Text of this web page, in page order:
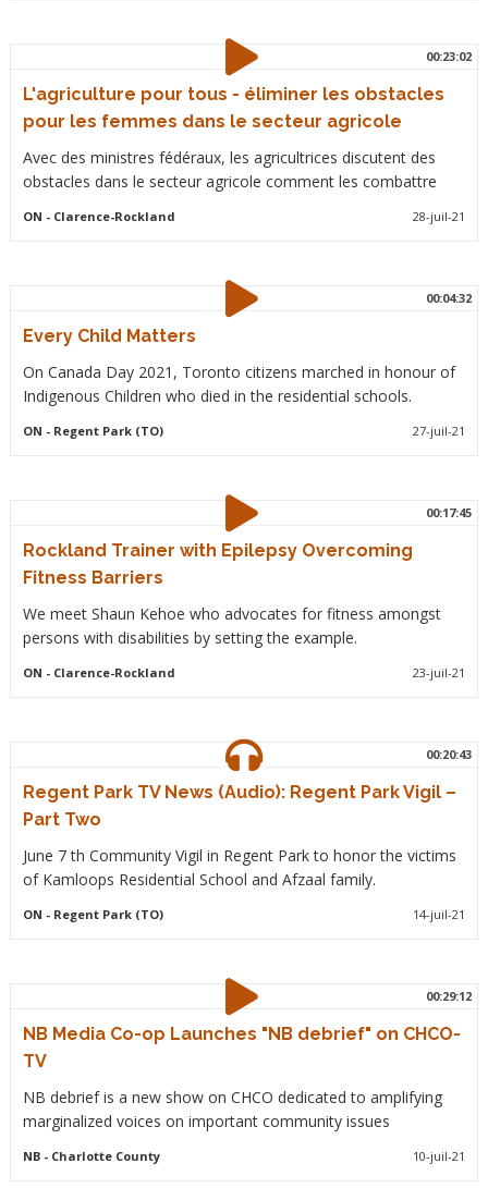
00:23:02
L'agriculture pour tous - éliminer les obstacles
pour les femmes dans le secteur agricole
Avec des ministres fédéraux, les agricultrices discutent des
obstacles dans le secteur agricole comment les combattre
ON - Clarence-Rockland 28-juil-21
00:04:32
Every Child Matters
On Canada Day 2021, Toronto citizens marched in honour of
Indigenous Children who died in the residential schools.
ON - Regent Park (TO) 27-juil-21
00:17:45
Rockland Trainer with Epilepsy Overcoming
Fitness Barriers
We meet Shaun Kehoe who advocates for fitness amongst
persons with disabilities by setting the example.
ON - Clarence-Rockland 23-juil-21
00:20:43
Regent Park TV News (Audio): Regent Park Vigil –
Part Two
June 7 th Community Vigil in Regent Park to honor the victims
of Kamloops Residential School and Afzaal family.
ON - Regent Park (TO) 14-juil-21
00:29:12
NB Media Co-op Launches "NB debrief" on CHCO-
TV
NB debrief is a new show on CHCO dedicated to amplifying
marginalized voices on important community issues
NB- Charlotte County 10-juil-21